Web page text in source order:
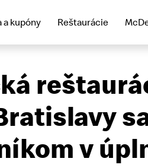
a kupóny Reštaurácie
v